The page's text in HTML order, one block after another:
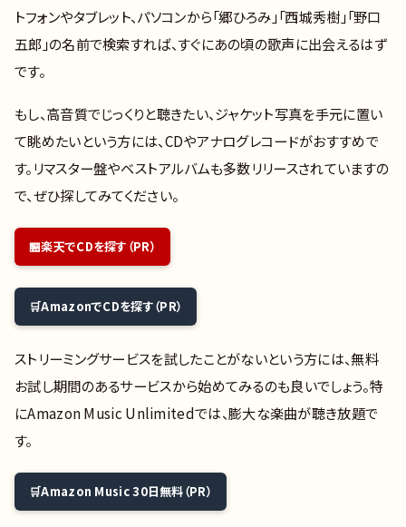
トフォンやタブレット、パソコンから「郷ひろみ」「西城秀樹」「野口
五郎」の名前で検索すれば、すぐにあの頃の歌声に出会えるはず
です。
もし、高音質でじっくりと聴きたい、ジャケット写真を手元に置い
て眺めたいという方には、CDやアナログレコードがおすすめで
す。リマスター盤やベストアルバムも多数リリースされていますの
で、ぜひ探してみてください。
楽天でCDを探す（PR）
AmazonでCDを探す（PR）
ストリーミングサービスを試したことがないという方には、無料
お試し期間のあるサービスから始めてみるのも良いでしょう。特
にAmazon Music Unlimitedでは、膨大な楽曲が聴き放題で
す。
Amazon Music 30日無料（PR）